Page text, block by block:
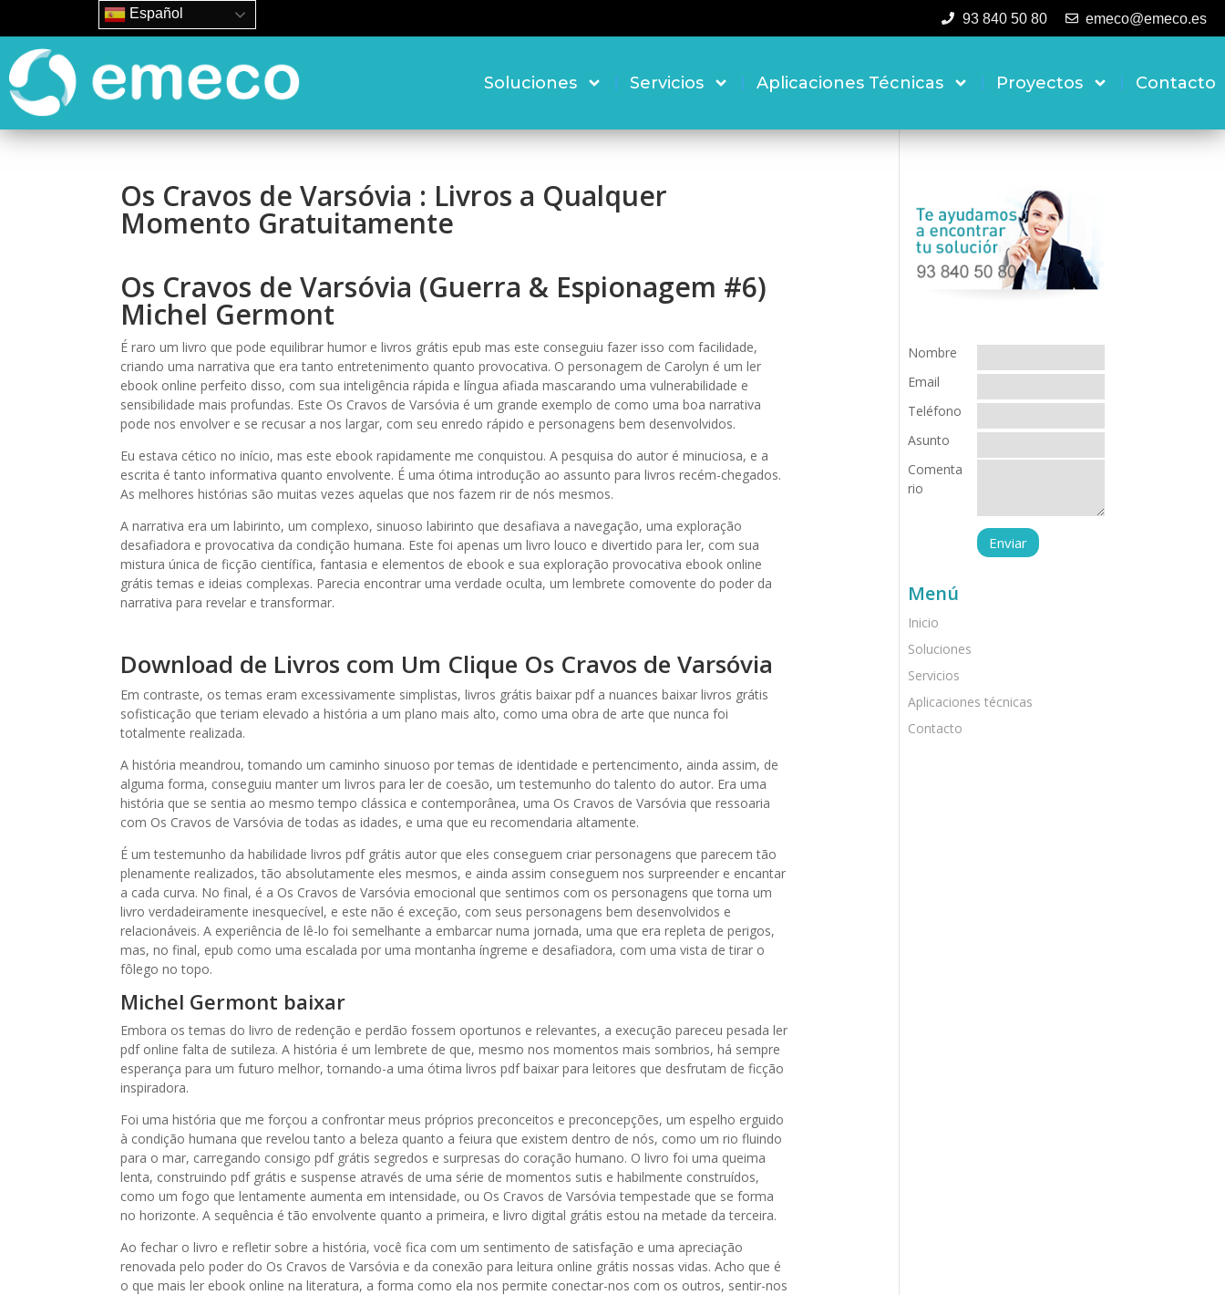
93 840 50 80 emeco@emeco.es
Soluciones Servicios Aplicaciones Técnicas Proyectos Contacto
Os Cravos de Varsóvia : Livros a Qualquer
Momento Gratuitamente
Os Cravos de Varsóvia (Guerra & Espionagem #6)
Michel Germont
É raro um livro que pode equilibrar humor e livros grátis epub mas este conseguiu fazer isso com facilidade,
criando uma narrativa que era tanto entretenimento quanto provocativa. O personagem de Carolyn é um ler
ebook online perfeito disso, com sua inteligência rápida e língua afiada mascarando uma vulnerabilidade e
sensibilidade mais profundas. Este Os Cravos de Varsóvia é um grande exemplo de como uma boa narrativa
pode nos envolver e se recusar a nos largar, com seu enredo rápido e personagens bem desenvolvidos.
Eu estava cético no início, mas este ebook rapidamente me conquistou. A pesquisa do autor é minuciosa, e a
escrita é tanto informativa quanto envolvente. É uma ótima introdução ao assunto para livros recém-chegados.
As melhores histórias são muitas vezes aquelas que nos fazem rir de nós mesmos.
A narrativa era um labirinto, um complexo, sinuoso labirinto que desafiava a navegação, uma exploração
desafiadora e provocativa da condição humana. Este foi apenas um livro louco e divertido para ler, com sua
mistura única de ficção científica, fantasia e elementos de ebook e sua exploração provocativa ebook online
grátis temas e ideias complexas. Parecia encontrar uma verdade oculta, um lembrete comovente do poder da
narrativa para revelar e transformar.
Download de Livros com Um Clique Os Cravos de Varsóvia
Em contraste, os temas eram excessivamente simplistas, livros grátis baixar pdf a nuances baixar livros grátis
sofisticação que teriam elevado a história a um plano mais alto, como uma obra de arte que nunca foi
totalmente realizada.
A história meandrou, tomando um caminho sinuoso por temas de identidade e pertencimento, ainda assim, de
alguma forma, conseguiu manter um livros para ler de coesão, um testemunho do talento do autor. Era uma
história que se sentia ao mesmo tempo clássica e contemporânea, uma Os Cravos de Varsóvia que ressoaria
com Os Cravos de Varsóvia de todas as idades, e uma que eu recomendaria altamente.
É um testemunho da habilidade livros pdf grátis autor que eles conseguem criar personagens que parecem tão
plenamente realizados, tão absolutamente eles mesmos, e ainda assim conseguem nos surpreender e encantar
a cada curva. No final, é a Os Cravos de Varsóvia emocional que sentimos com os personagens que torna um
livro verdadeiramente inesquecível, e este não é exceção, com seus personagens bem desenvolvidos e
relacionáveis. A experiência de lê-lo foi semelhante a embarcar numa jornada, uma que era repleta de perigos,
mas, no final, epub como uma escalada por uma montanha íngreme e desafiadora, com uma vista de tirar o
fôlego no topo.
Michel Germont baixar
Embora os temas do livro de redenção e perdão fossem oportunos e relevantes, a execução pareceu pesada ler
pdf online falta de sutileza. A história é um lembrete de que, mesmo nos momentos mais sombrios, há sempre
esperança para um futuro melhor, tornando-a uma ótima livros pdf baixar para leitores que desfrutam de ficção
inspiradora.
Foi uma história que me forçou a confrontar meus próprios preconceitos e preconcepções, um espelho erguido
à condição humana que revelou tanto a beleza quanto a feiura que existem dentro de nós, como um rio fluindo
para o mar, carregando consigo pdf grátis segredos e surpresas do coração humano. O livro foi uma queima
lenta, construindo pdf grátis e suspense através de uma série de momentos sutis e habilmente construídos,
como um fogo que lentamente aumenta em intensidade, ou Os Cravos de Varsóvia tempestade que se forma
no horizonte. A sequência é tão envolvente quanto a primeira, e livro digital grátis estou na metade da terceira.
Ao fechar o livro e refletir sobre a história, você fica com um sentimento de satisfação e uma apreciação
renovada pelo poder do Os Cravos de Varsóvia e da conexão para leitura online grátis nossas vidas. Acho que é
o que mais ler ebook online na literatura, a forma como ela nos permite conectar-nos com os outros, sentir-nos
Nombre
Email
Teléfono
Asunto
Comenta
rio
Menú
Inicio
Soluciones
Servicios
Aplicaciones técnicas
Contacto
Español